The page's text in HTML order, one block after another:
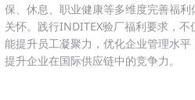
保、休息、职业健康等多维度完善福
关怀。践行INDITEX验厂福利要求，
能提升员工凝聚力，优化企业管理水平
提升企业在国际供应链中的竞争力。